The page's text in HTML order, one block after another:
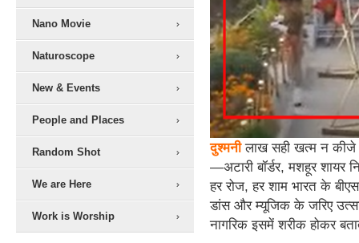
Nano Movie
Naturoscope
New & Events
People and Places
Random Shot
We are Here
Work is Worship
दुश्मनी लाख सही खत्म न कीजे
—अटारी बॉर्डर, मशहूर शायर
हर रोज, हर शाम भारत के
डांस और म्यूजिक के जरिए
नागरिक इसमें शरीक होकर